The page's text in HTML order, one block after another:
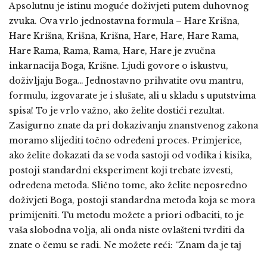
Apsolutnu je istinu moguće doživjeti putem duhovnog
zvuka. Ova vrlo jednostavna formula – Hare Krišna,
Hare Krišna, Krišna, Krišna, Hare, Hare, Hare Rama,
Hare Rama, Rama, Rama, Hare, Hare je zvučna
inkarnacija Boga, Krišne. Ljudi govore o iskustvu,
doživljaju Boga… Jednostavno prihvatite ovu mantru,
formulu, izgovarate je i slušate, ali u skladu s uputstvima
spisa! To je vrlo važno, ako želite dostići rezultat.
Zasigurno znate da pri dokazivanju znanstvenog zakona
moramo slijediti točno određeni proces. Primjerice,
ako želite dokazati da se voda sastoji od vodika i kisika,
postoji standardni eksperiment koji trebate izvesti,
određena metoda. Slično tome, ako želite neposredno
doživjeti Boga, postoji standardna metoda koja se mora
primijeniti. Tu metodu možete a priori odbaciti, to je
vaša slobodna volja, ali onda niste ovlašteni tvrditi da
znate o čemu se radi. Ne možete reći: “Znam da je taj